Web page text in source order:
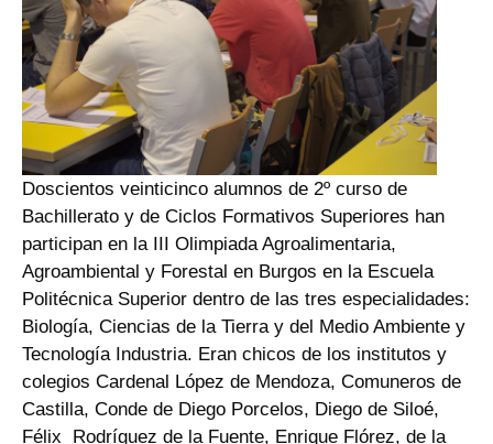
Doscientos veinticinco alumnos de 2º curso de
Bachillerato y de Ciclos Formativos Superiores han
participan en la III Olimpiada Agroalimentaria,
Agroambiental y Forestal en Burgos en la Escuela
Politécnica Superior dentro de las tres especialidades:
Biología, Ciencias de la Tierra y del Medio Ambiente y
Tecnología Industria. Eran chicos de los institutos y
colegios Cardenal López de Mendoza, Comuneros de
Castilla, Conde de Diego Porcelos, Diego de Siloé,
Félix Rodríguez de la Fuente, Enrique Flórez, de la